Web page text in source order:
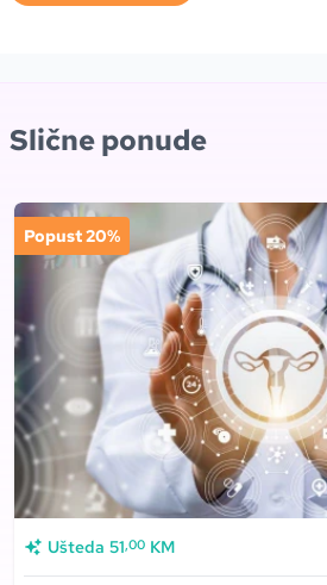
Slične ponude
Popust 20%
Ušteda 51,00 KM